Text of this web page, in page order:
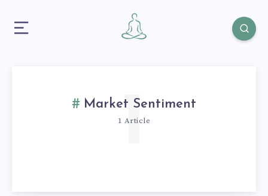
Market Sentiment
1 Article
1